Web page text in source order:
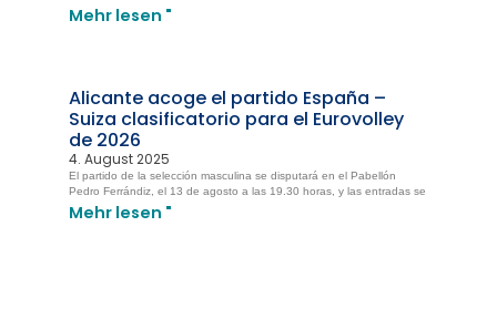
Mehr lesen "
Alicante acoge el partido España –
Suiza clasificatorio para el Eurovolley
de 2026
4. August 2025
El partido de la selección masculina se disputará en el Pabellón
Pedro Ferrándiz, el 13 de agosto a las 19.30 horas, y las entradas se
Mehr lesen "